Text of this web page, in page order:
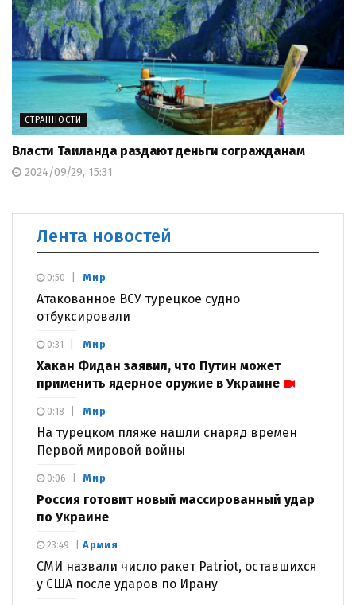
СТРАННОСТИ
Власти Таиланда раздают деньги согражданам
2024/09/29, 15:31
Лента новостей
Мир
Атакованное ВСУ турецкое судно
отбуксировали
0:50
Мир
Хакан Фидан заявил, что Путин может
применить ядерное оружие в Украине
0:31
Мир
На турецком пляже нашли снаряд времен
Первой мировой войны
0:18
Мир
Россия готовит новый массированный удар
по Украине
0:06
Армия
СМИ назвали число ракет Patriot, оставшихся
у США после ударов по Ирану
23:49